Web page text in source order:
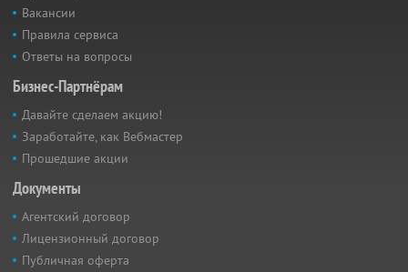
Вакансии
Правила сервиса
Ответы на вопросы
Бизнес-Партнёрам
Давайте сделаем акцию!
Заработайте, как Вебмастер
Прошедшие акции
Документы
Агентский договор
Лицензионный договор
Публичная оферта